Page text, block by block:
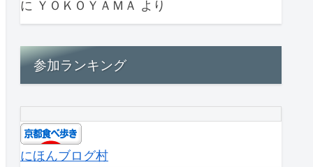
に ＹＯＫＯＹＡＭＡ より
参加ランキング
にほんブログ村